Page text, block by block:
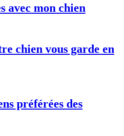
avec mon chien
chien vous garde en
préférées des